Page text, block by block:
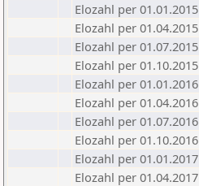
Elozahl per 01.01.2015
Elozahl per 01.04.2015
Elozahl per 01.07.2015
Elozahl per 01.10.2015
Elozahl per 01.01.2016
Elozahl per 01.04.2016
Elozahl per 01.07.2016
Elozahl per 01.10.2016
Elozahl per 01.01.2017
Elozahl per 01.04.2017